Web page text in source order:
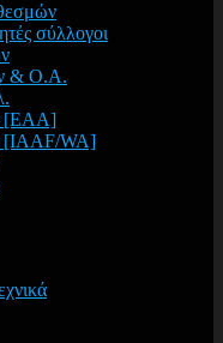
σύλλογοι
& Ο.Α.
[EAA]
[IAAF/WA]